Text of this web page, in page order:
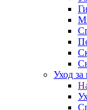
Уход за